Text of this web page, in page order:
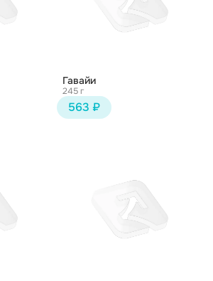
Гавайи
245 г
563 ₽